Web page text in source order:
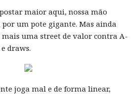
maior aqui, nossa mão
um pote gigante. Mas ainda
uma street de valor contra A-
draws.
joga mal e de forma linear,